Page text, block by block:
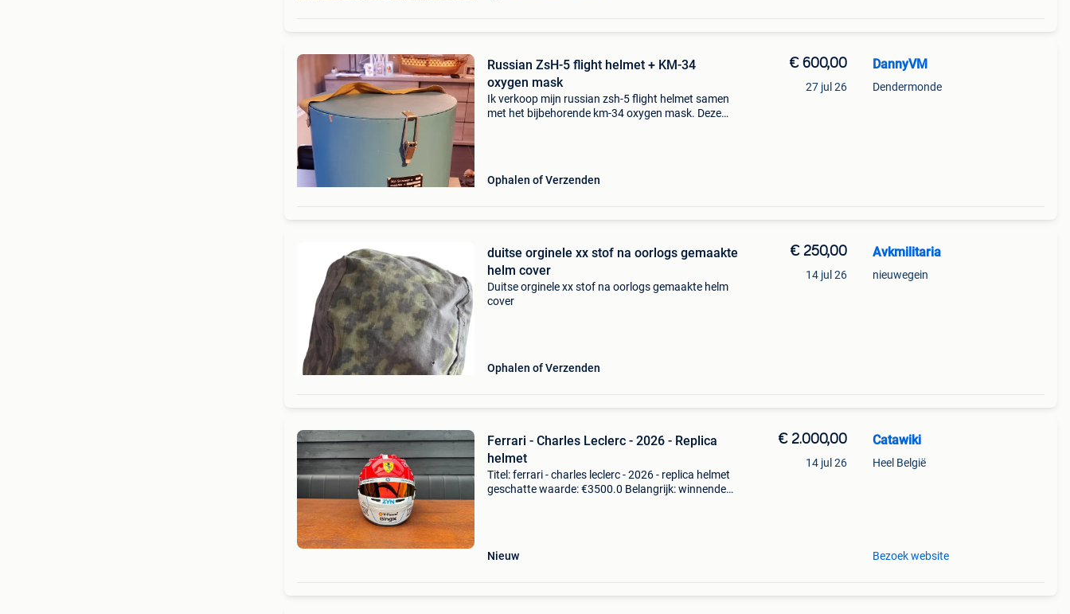
Russian ZsH-5 flight helmet + KM-34
oxygen mask
Ik verkoop mijn russian zsh-5 flight helmet samen
met het bijbehorende km-34 oxygen mask. Deze
Ophalen of Verzenden
€ 600,00
27 jul 26
DannyVM
Dendermonde
duitse orginele xx stof na oorlogs gemaakte
helm cover
Duitse orginele xx stof na oorlogs gemaakte helm
cover
Ophalen of Verzenden
€ 250,00
14 jul 26
Avkmilitaria
nieuwegein
Ferrari - Charles Leclerc - 2026 - Replica
helmet
Titel: ferrari - charles leclerc - 2026 - replica helmet
geschatte waarde: €3500.0 Belangrijk: winnende
Nieuw
€ 2.000,00
14 jul 26
Catawiki
Heel België
Bezoek website